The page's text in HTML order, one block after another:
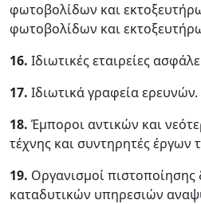
φωτοβολίδων και
φωτοβολίδων και
16. Ιδιωτικές εταιρείες
17. Ιδιωτικά γραφεία ερευνών.
18. Έμποροι αντικών και
τέχνης και συντηρητές έργων
19. Οργανισμοί
καταδυτικών υπηρεσιών